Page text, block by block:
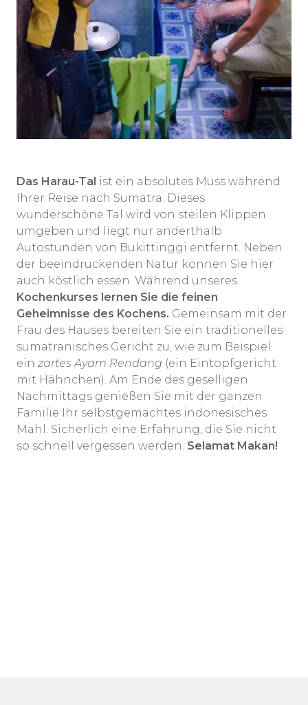
Das Harau-Tal ist ein absolutes Muss während
Ihrer Reise nach Sumatra. Dieses
wunderschöne Tal wird von steilen Klippen
umgeben und liegt nur anderthalb
Autostunden von Bukittinggi entfernt. Neben
der beeindruckenden Natur können Sie hier
auch köstlich essen. Während unseres
Kochenkurses lernen Sie die feinen
Geheimnisse des Kochens. Gemeinsam mit der
Frau des Hauses bereiten Sie ein traditionelles
sumatranisches Gericht zu, wie zum Beispiel
ein zartes Ayam Rendang (ein Eintopfgericht
mit Hähnchen). Am Ende des geselligen
Nachmittags genießen Sie mit der ganzen
Familie Ihr selbstgemachtes indonesisches
Mahl. Sicherlich eine Erfahrung, die Sie nicht
so schnell vergessen werden. Selamat Makan!